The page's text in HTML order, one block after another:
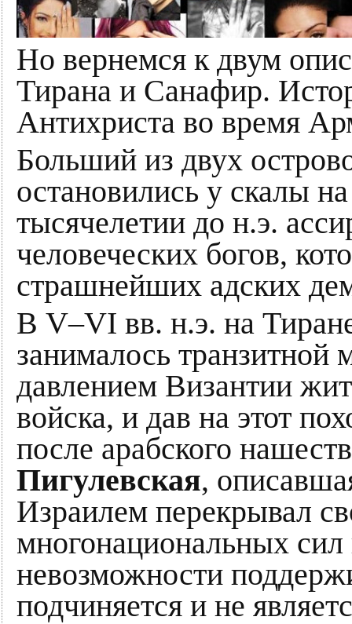
Но вернемся к двум
Тирана и Санафир.
Антихриста во время
Больший из двух
остановились у скалы
тысячелетии до н.э.
человеческих богов,
страшнейших адских
В V–VI вв. н.э. на
занималось
давлением Византии
войска, и дав на этот
после арабского
Пигулевская,
Израилем перекрывал
многонациональных
невозможности
подчиняется и не